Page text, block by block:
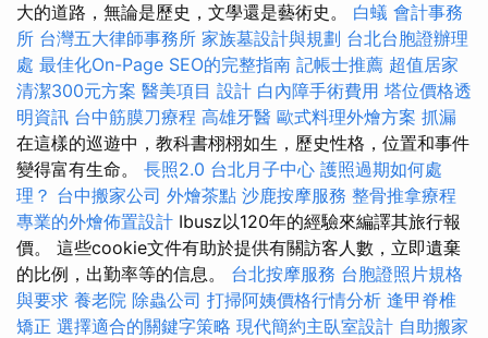
大的道路，無論是歷史，文學還是藝術史。 白蟻 會計事務
所 台灣五大律師事務所 家族墓設計與規劃 台北台胞證辦理
處 最佳化On-Page SEO的完整指南 記帳士推薦 超值居家
清潔300元方案 醫美項目 設計 白內障手術費用 塔位價格透
明資訊 台中筋膜刀療程 高雄牙醫 歐式料理外燴方案 抓漏
在這樣的巡遊中，教科書栩栩如生，歷史性格，位置和事件
變得富有生命。 長照2.0 台北月子中心 護照過期如何處
理？ 台中搬家公司 外燴茶點 沙鹿按摩服務 整骨推拿療程
專業的外燴佈置設計 Ibusz以120年的經驗來編譯其旅行報
價。 這些cookie文件有助於提供有關訪客人數，立即遺棄
的比例，出勤率等的信息。 台北按摩服務 台胞證照片規格
與要求 養老院 除蟲公司 打掃阿姨價格行情分析 逢甲脊椎
矯正 選擇適合的關鍵字策略 現代簡約主臥室設計 自助搬家